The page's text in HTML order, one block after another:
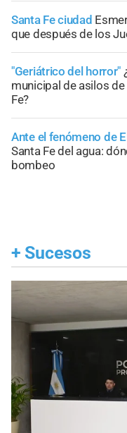
Santa Fe ciudad
que después de los
"Geriátrico del horror"
municipal de asilos
Fe?
Ante el fenómeno de
Santa Fe del agua:
bombeo
+ Sucesos